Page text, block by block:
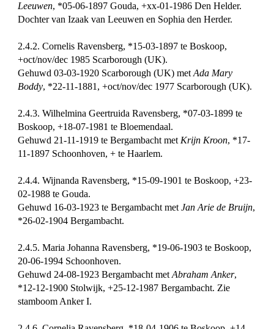
Leeuwen, *05-06-1897 Gouda, +xx-01-1986 Den Helder.
Dochter van Izaak van Leeuwen en Sophia den Herder.
2.4.2. Cornelis Ravensberg, *15-03-1897 te Boskoop,
+oct/nov/dec 1985 Scarborough (UK).
Gehuwd 03-03-1920 Scarborough (UK) metAda Mary
Boddy, *22-11-1881, +oct/nov/dec 1977 Scarborough (UK).
2.4.3. Wilhelmina Geertruida Ravensberg, *07-03-1899 te
Boskoop, +18-07-1981 te Bloemendaal.
Gehuwd 21-11-1919 te Bergambacht met Krijn Kroon, *17-
11-1897 Schoonhoven, + te Haarlem.
2.4.4. Wijnanda Ravensberg, *15-09-1901 te Boskoop, +23-
02-1988 te Gouda.
Gehuwd 16-03-1923 te Bergambacht metJan Arie de Bruijn,
*26-02-1904 Bergambacht.
2.4.5. Maria Johanna Ravensberg, *19-06-1903 te Boskoop,
20-06-1994 Schoonhoven.
Gehuwd 24-08-1923 Bergambacht metAbraham Anker,
*12-12-1900 Stolwijk, +25-12-1987 Bergambacht. Zie
stamboom Anker I.